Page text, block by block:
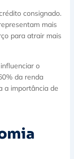
consignado.
mais
para atrair mais
o
da renda
a importância de